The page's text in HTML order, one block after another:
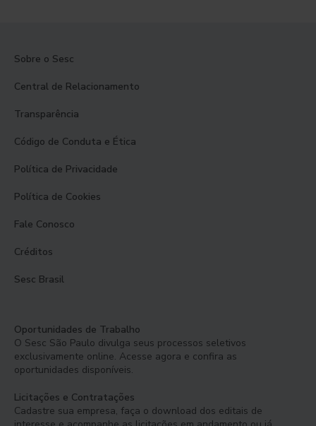
Sobre o Sesc
Central de Relacionamento
Transparência
Código de Conduta e Ética
Política de Privacidade
Política de Cookies
Fale Conosco
Créditos
Sesc Brasil
Oportunidades de Trabalho
O Sesc São Paulo divulga seus processos seletivos
exclusivamente online. Acesse agora e confira as
oportunidades disponíveis.
Licitações e Contratações
Cadastre sua empresa, faça o download dos editais de